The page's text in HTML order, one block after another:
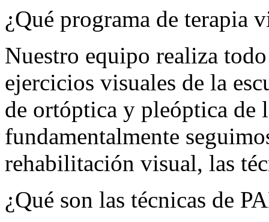
¿Qué programa de terapia
Nuestro equipo realiza
ejercicios visuales de la
de ortóptica y pleóptica de
fundamentalmente
rehabilitación visual, las
¿Qué son las técnicas de